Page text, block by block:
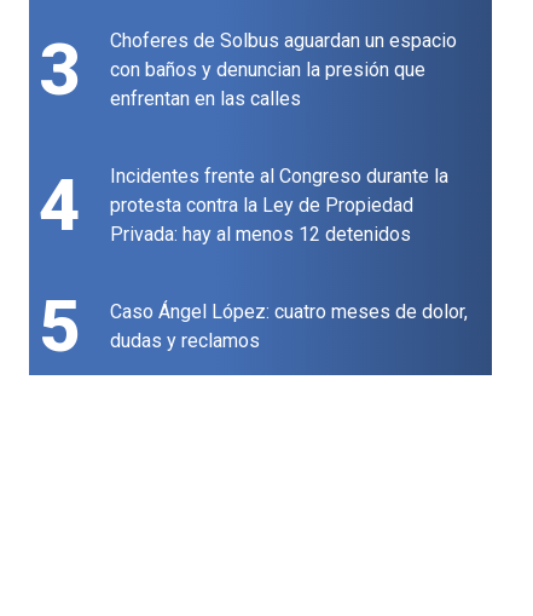
3
Choferes de Solbus aguardan un espacio
con baños y denuncian la presión que
enfrentan en las calles
4
Incidentes frente al Congreso durante la
protesta contra la Ley de Propiedad
Privada: hay al menos 12 detenidos
5
Caso Ángel López: cuatro meses de dolor,
dudas y reclamos